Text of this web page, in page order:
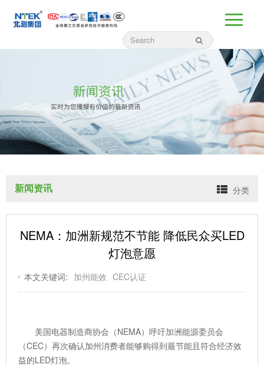
新闻资讯 分类
NEMA：加洲新规范不节能 降低民众买LED
灯泡意愿
本文关键词: 加州能效 CEC认证
美国电器制造商协会（NEMA）呼吁加洲能源委员会
（CEC）再次确认加州消费者能够购得到最节能且符合经济效
益的LED灯泡。